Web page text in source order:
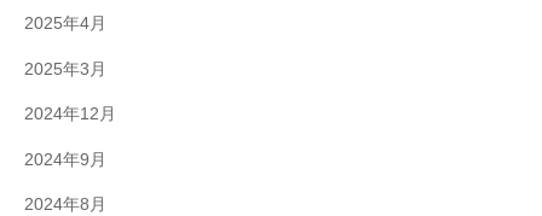
2025年4月
2025年3月
2024年12月
2024年9月
2024年8月